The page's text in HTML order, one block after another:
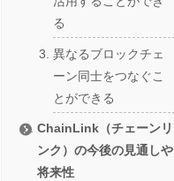
る
異なるブロックチェ
ーン同士をつなぐこ
とができる
ChainLink（チェーンリ
ンク）の今後の見通しや
将来性